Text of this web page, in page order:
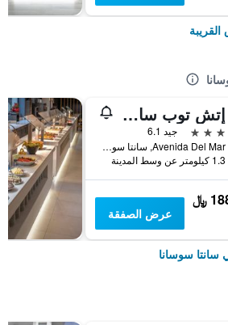
إتش توب سامر صن
3 نجوم
جيد 6.1
Avenida Del Mar, سانتا سوسانا, كاتالونيا, أسبانيا
1.3 كيلومتر عن وسط المدينة
﷼
عرض الصفقة
سوسانا